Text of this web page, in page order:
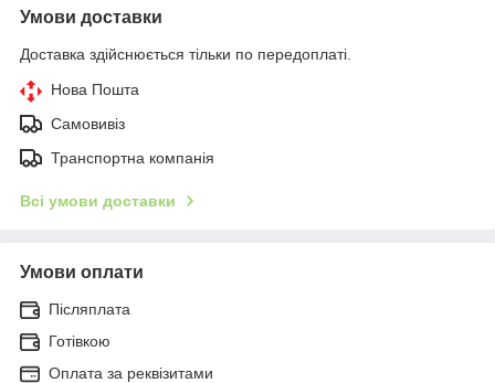
Умови доставки
Доставка здійснюється тільки по передоплаті.
Нова Пошта
Самовивіз
Транспортна компанія
Всі умови доставки
Умови оплати
Післяплата
Готівкою
Оплата за реквізитами